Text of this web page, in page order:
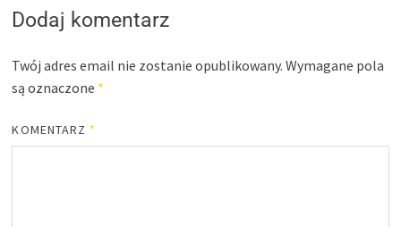
Dodaj komentarz
Twój adres email nie zostanie opublikowany. Wymagane pola
są oznaczone *
KOMENTARZ *